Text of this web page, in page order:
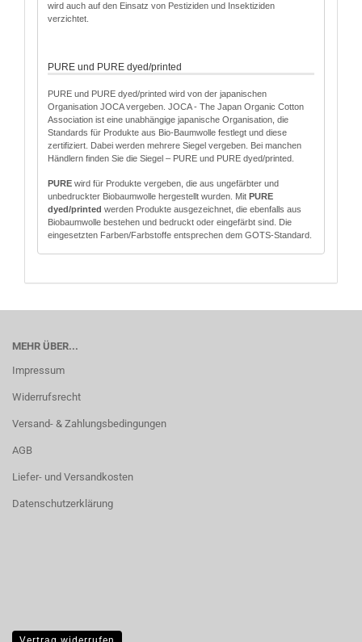
wird auch auf den Einsatz von Pestiziden und Insektiziden
verzichtet.
PURE und PURE dyed/printed
PURE und PURE dyed/printed wird von der japanischen
Organisation JOCA vergeben. JOCA - The Japan Organic Cotton
Association ist eine unabhängige japanische Organisation, die
Standards für Produkte aus Bio-Baumwolle festlegt und diese
zertifiziert. Dabei werden mehrere Siegel vergeben. Bei manchen
Händlern finden Sie die Siegel – PURE und PURE dyed/printed.
PURE wird für Produkte vergeben, die aus ungefärbter und
unbedruckter Biobaumwolle hergestellt wurden. Mit PURE
dyed/printed werden Produkte ausgezeichnet, die ebenfalls aus
Biobaumwolle bestehen und bedruckt oder eingefärbt sind. Die
eingesetzten Farben/Farbstoffe entsprechen dem GOTS-Standard.
MEHR ÜBER...
Impressum
Widerrufsrecht
Versand- & Zahlungsbedingungen
AGB
Liefer- und Versandkosten
Datenschutzerklärung